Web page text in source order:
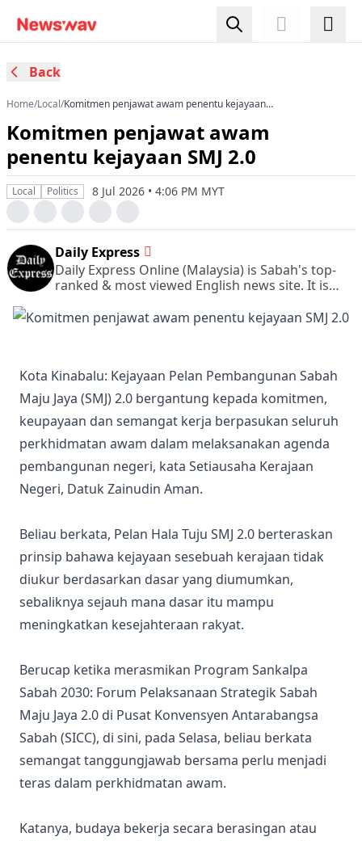
Back
Home/Local/Komitmen penjawat awam penentu kejayaan
Komitmen penjawat awam
penentu kejayaan SMJ 2.0
Local Politics 8 Jul 2026 • 4:06 PM MYT
Daily Express
Daily Express Online (Malaysia) is Sabah's top-
ranked & most viewed English news site. It is
English newspaper.
Kota Kinabalu: Kejayaan Pelan Pembangunan Sabah
Maju Jaya (SMJ) 2.0 bergantung kepada komitmen,
keupayaan dan semangat kerja berpasukan seluruh
perkhidmatan awam dalam melaksanakan agenda
pembangunan negeri, kata Setiausaha Kerajaan
Negeri, Datuk Zainudin Aman.
Beliau berkata, Pelan Hala Tuju SMJ 2.0 berteraskan
prinsip bahawa kejayaan sesebuah kerajaan tidak
diukur berdasarkan dasar yang diumumkan,
sebaliknya sejauh mana dasar itu mampu
meningkatkan kesejahteraan rakyat.
Berucap ketika merasmikan Program Sankalpa
Sabah 2030: Forum Pelaksanaan Strategik Sabah
Maju Jaya 2.0 di Pusat Konvensyen Antarabangsa
Sabah (SICC), di sini, pada Selasa, beliau berkata
semangat tanggungjawab bersama perlu menjadi
teras dalam perkhidmatan awam.
Katanya, budaya bekerja secara berasingan atau